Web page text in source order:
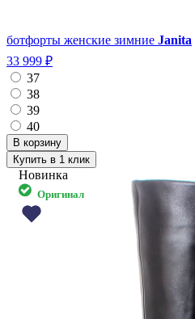
ботфорты женские зимние Janita
33 999 ₽
37
38
39
40
Купить в 1 клик
Новинка
Оригинал